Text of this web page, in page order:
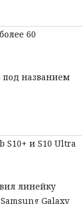
60
под названием
S10+ и S10 Ultra
линейку
Galaxy